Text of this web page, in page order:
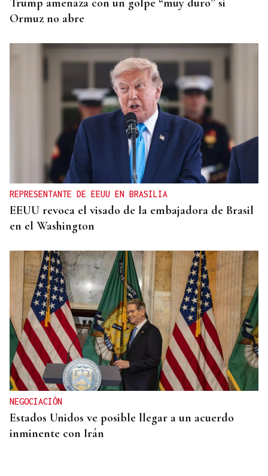
Trump amenaza con un golpe “muy duro” si
Ormuz no abre
REPRESENTANTE DE EEUU EN BRASILIA
EEUU revoca el visado de la embajadora de Brasil
en el Washington
NEGOCIACIÓN
Estados Unidos ve posible llegar a un acuerdo
inminente con Irán